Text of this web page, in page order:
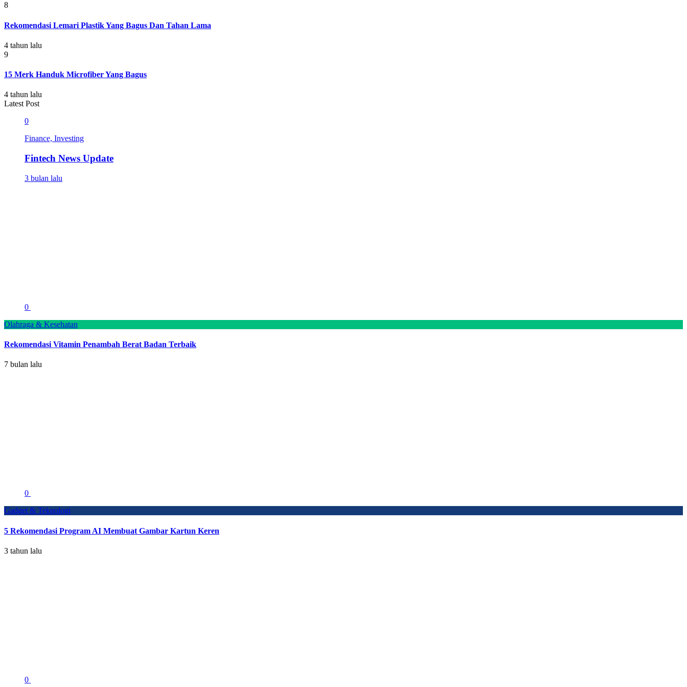
8
Rekomendasi Lemari Plastik Yang Bagus Dan Tahan Lama
4 tahun lalu
9
15 Merk Handuk Microfiber Yang Bagus
4 tahun lalu
Latest Post
0
Finance, Investing
Fintech News Update
3 bulan lalu
0
Olahraga & Kesehatan
Rekomendasi Vitamin Penambah Berat Badan Terbaik
7 bulan lalu
0
Gadget & Teknologi
5 Rekomendasi Program AI Membuat Gambar Kartun Keren
3 tahun lalu
0